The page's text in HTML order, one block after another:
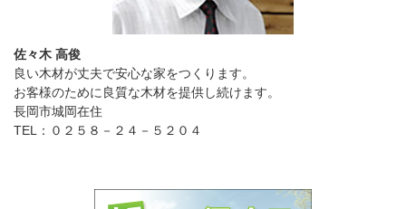
佐々木 高俊
良い木材が丈夫で安心な家をつくります。
お客様のために良質な木材を提供し続けます。
長岡市城岡在住
TEL：０２５８－２４－５２０４